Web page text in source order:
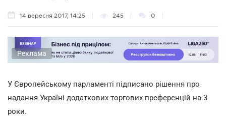
14 вересня 2017, 14:25 245 0
Реклама
У Європейському парламенті підписано рішення про
надання Україні додаткових торгових преференцій на 3
роки.